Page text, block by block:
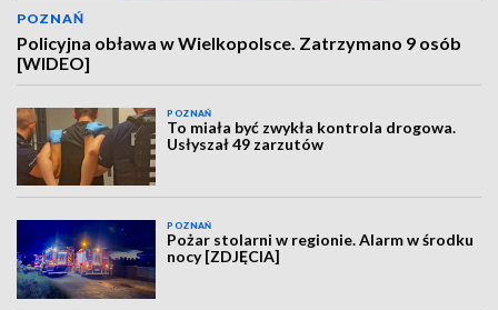
POZNAŃ
Policyjna obława w Wielkopolsce. Zatrzymano 9 osób
[WIDEO]
POZNAŃ
To miała być zwykła kontrola drogowa.
Usłyszał 49 zarzutów
POZNAŃ
Pożar stolarni w regionie. Alarm w środku
nocy [ZDJĘCIA]